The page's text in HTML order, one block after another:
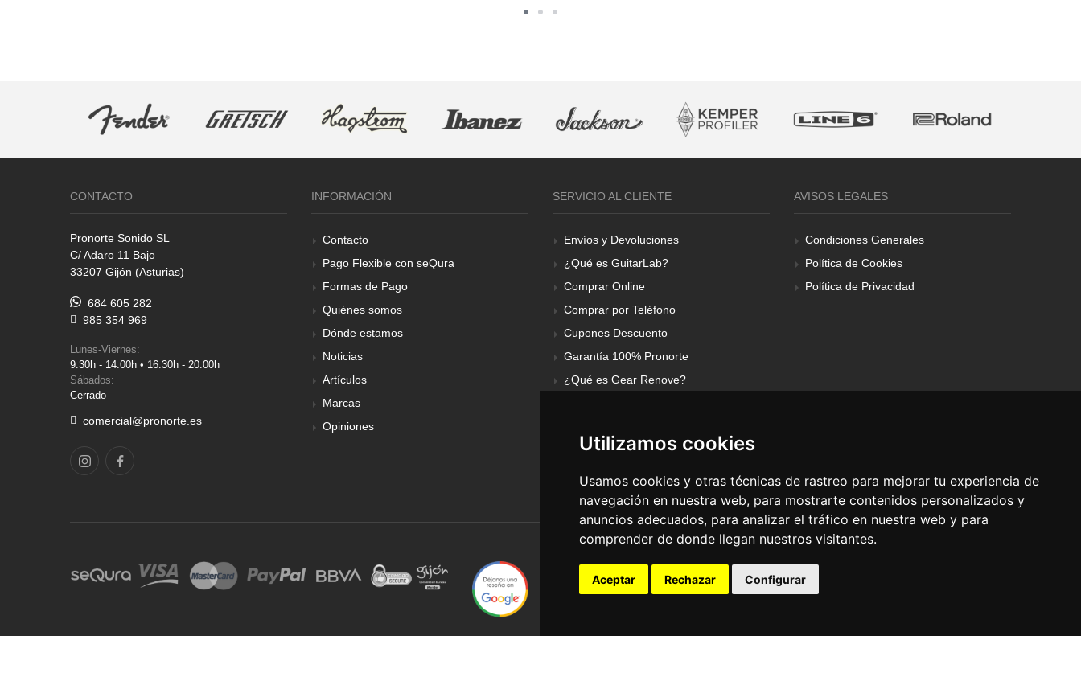
Utilizamos cookies
Usamos cookies y otras técnicas de rastreo para mejorar tu experiencia de
navegación en nuestra web, para mostrarte contenidos personalizados y
anuncios adecuados, para analizar el tráfico en nuestra web y para
comprender de donde llegan nuestros visitantes.
Aceptar Rechazar Configurar
CONTACTO
Pronorte Sonido SL
C/ Adaro 11 Bajo
33207 Gijón (Asturias)
684 605 282
985 354 969
Lunes-Viernes:
9:30h - 14:00h • 16:30h - 20:00h
Sábados:
Cerrado
comercial@pronorte.es
INFORMACIÓN
Contacto
Pago Flexible con seQura
Formas de Pago
Quiénes somos
Dónde estamos
Noticias
Artículos
Marcas
Opiniones
SERVICIO AL CLIENTE
Envíos y Devoluciones
¿Qué es GuitarLab?
Comprar Online
Comprar por Teléfono
Cupones Descuento
Garantía 100% Pronorte
¿Qué es Gear Renove?
AVISOS LEGALES
Condiciones Generales
Política de Cookies
Política de Privacidad
© Pronorte Sonido SL. Todos los derechos reservados.